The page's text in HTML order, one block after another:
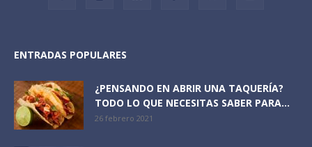
ENTRADAS POPULARES
¿PENSANDO EN ABRIR UNA TAQUERÍA?
TODO LO QUE NECESITAS SABER PARA...
26 febrero 2021